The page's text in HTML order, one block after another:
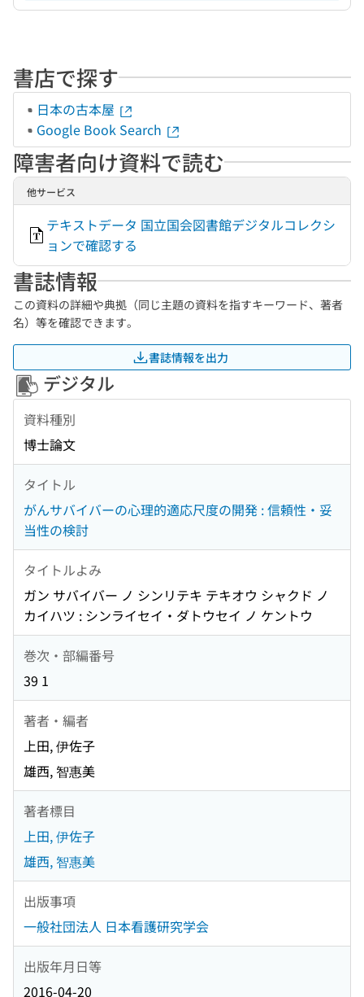
書店で探す
日本の古本屋
Google Book Search
障害者向け資料で読む
他サービス
テキストデータ 国立国会図書館デジタルコレクシ
ョンで確認する
書誌情報
この資料の詳細や典拠（同じ主題の資料を指すキーワード、著者
名）等を確認できます。
書誌情報を出力
デジタル
資料種別
博士論文
タイトル
がんサバイバーの心理的適応尺度の開発 : 信頼性・妥
当性の検討
タイトルよみ
ガン サバイバー ノ シンリテキ テキオウ シャクド ノ
カイハツ : シンライセイ・ダトウセイ ノ ケントウ
巻次・部編番号
39 1
著者・編者
上田, 伊佐子
雄西, 智惠美
著者標目
上田, 伊佐子
雄西, 智惠美
出版事項
一般社団法人 日本看護研究学会
出版年月日等
2016-04-20